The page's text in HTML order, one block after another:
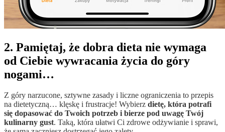
2. Pamiętaj, że dobra dieta nie wymaga
od Ciebie wywracania życia do góry
nogami…
Z góry narzucone, sztywne zasady i liczne ograniczenia to przepis
na dietetyczną… klęskę i frustracje! Wybierz dietę, która potrafi
się dopasować do Twoich potrzeb i bierze pod uwagę Twój
kulinarny gust. Taką, która ułatwi Ci zdrowe odżywianie i sprawi,